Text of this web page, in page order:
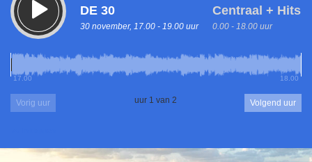
DE 30
30 november, 17.00 - 19.00 uur
Centraal + Hits
0.00 - 18.00 uur
17.00 18.00
Vorig uur uur 1 van 2 Volgend uur